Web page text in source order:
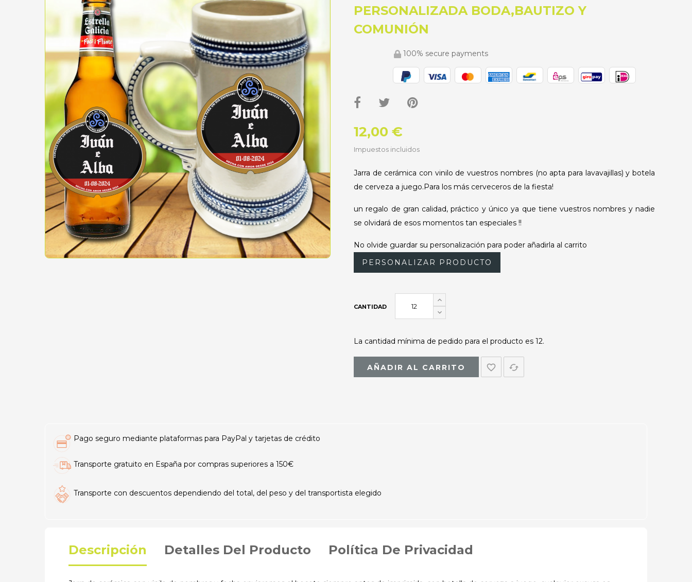
PERSONALIZADA BODA,BAUTIZO Y
COMUNIÓN
100% secure payments
12,00 €
Impuestos incluidos
Jarra de cerámica con vinilo de vuestros nombres (no apta para lavavajillas) y botela
de cerveza a juego.Para los más cerveceros de la fiesta!
un regalo de gran calidad, práctico y único ya que tiene vuestros nombres y nadie
se olvidará de esos momentos tan especiales !!
No olvide guardar su personalización para poder añadirla al carrito
PERSONALIZAR PRODUCTO
CANTIDAD
La cantidad mínima de pedido para el producto es 12.
AÑADIR AL CARRITO favorite_border cached
Pago seguro mediante plataformas para PayPal y tarjetas de crédito
Transporte gratuito en España por compras superiores a 150€
Transporte con descuentos dependiendo del total, del peso y del transportista elegido
Descripción Detalles Del Producto Política De Privacidad